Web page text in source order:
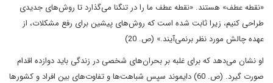
«نقطه عطف» هستند. «نقطه عطف ما را در تنگنا می‌گذارد تا روش‌های جدیدی
طراحی کنیم، زیرا ثابت شده است که روش‌های پیشین برای رفع مشکلات، از
عهده چالش مورد نظر برنمی‌آیند.» (ص. 20)
او نشان می‌دهد که برای غلبه بر بحران‌های شخصی در زندگی باید دوازده اقدام
صورت گیرد. (ص. 60) دایموند سپس شباهت‌ها و تفاوت‌های بین افراد و کشورها